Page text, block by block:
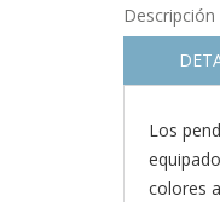
Los
colores